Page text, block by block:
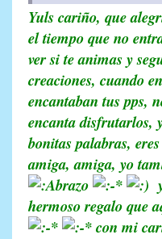
Yuls cariño, que
el tiempo que no
ver si te animas y
creaciones, cuando
encantaban tus pps,
encanta disfrutarlos,
bonitas palabras,
amiga, amiga, yo
hermoso regalo que
con mi